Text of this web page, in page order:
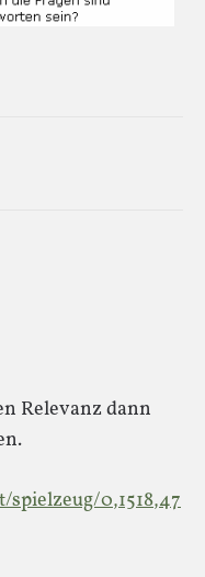
Relevanz dann
0,1518,47